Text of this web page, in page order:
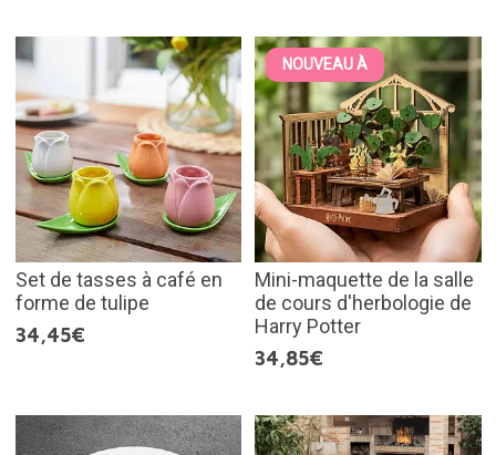
Set de tasses à café en
forme de tulipe
34,45€
NOUVEAU À
Mini-maquette de la salle
de cours d'herbologie de
Harry Potter
34,85€